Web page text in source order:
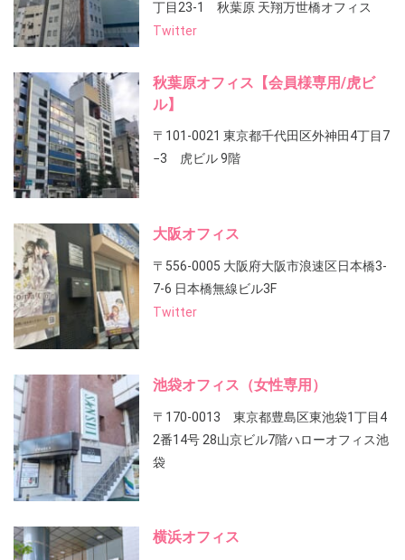
丁目23-1 秋葉原 天翔万世橋オフィス
Twitter
秋葉原オフィス【会員様専用/虎ビ
ル】
〒101-0021 東京都千代田区外神田4丁目7
−3 虎ビル 9階
大阪オフィス
〒556-0005 大阪府大阪市浪速区日本橋3-
7-6 日本橋無線ビル3F
Twitter
池袋オフィス（女性専用）
〒170-0013 東京都豊島区東池袋1丁目4
2番14号 28山京ビル7階ハローオフィス池
袋
横浜オフィス